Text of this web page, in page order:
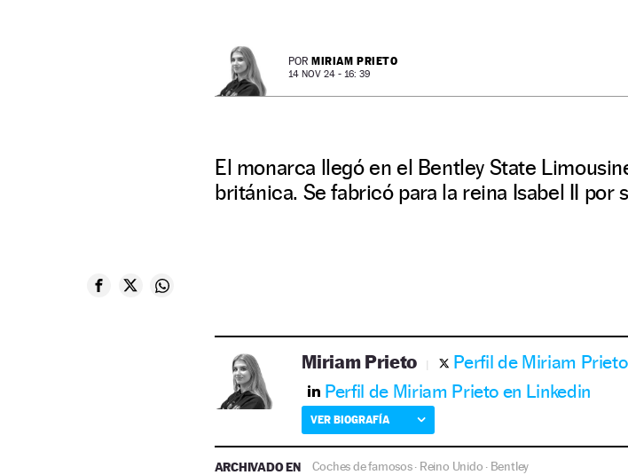
POR MIRIAM PRIETO
14 NOV 24 - 16: 39
El monarca llegó en el Bentley State
británica. Se fabricó para la reina Isabel II por
Miriam Prieto
Perfil de Miriam
Perfil de Miriam Prieto en Linkedin
VER BIOGRAFÍA
ARCHIVADO EN Coches de famosos· Reino Unido · Bentley